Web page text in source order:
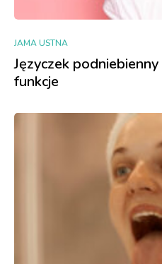
JAMA USTNA
Języczek
funkcje